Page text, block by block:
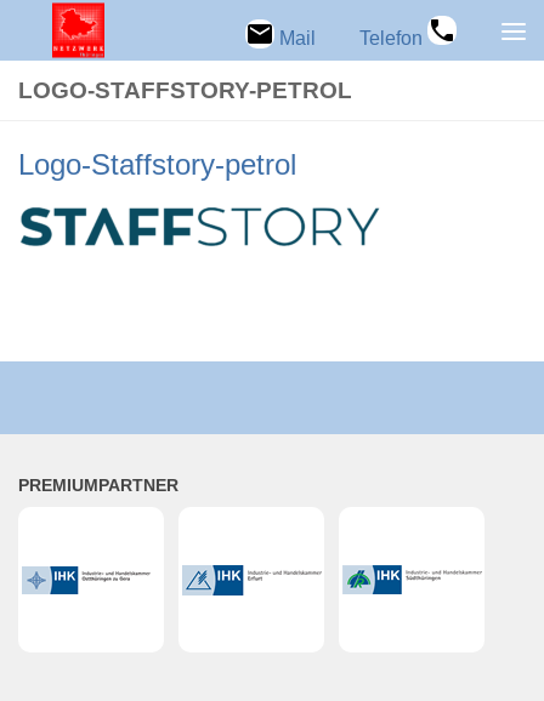
Zum Inhalt springen Mail Telefon
LOGO-STAFFSTORY-PETROL
Logo-Staffstory-petrol
PRE­MI­UM­PART­NER